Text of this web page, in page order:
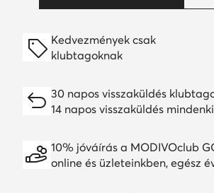
Kedvezmények csak
klubtagoknak
30 napos visszaküldés
14 napos visszaküldés
10% jóváírás a MODIVOclub
online és üzleteinkben, egész